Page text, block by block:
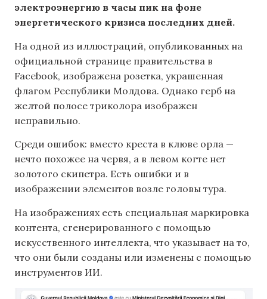
электроэнергию в часы пик на фоне
энергетического кризиса последних дней.
На одной из иллюстраций, опубликованных на
официальной странице правительства в
Facebook, изображена розетка, украшенная
флагом Республики Молдова. Однако герб на
желтой полосе триколора изображен
неправильно.
Среди ошибок: вместо креста в клюве орла —
нечто похожее на червя, а в левом когте нет
золотого скипетра. Есть ошибки и в
изображении элементов возле головы тура.
На изображениях есть специальная маркировка
контента, сгенерированного с помощью
искусственного интеллекта, что указывает на то,
что они были созданы или изменены с помощью
инструментов ИИ.